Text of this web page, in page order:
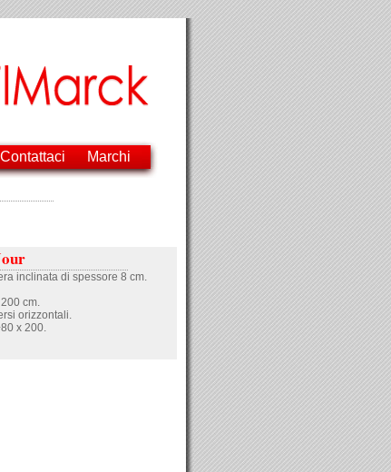
Contattaci Marchi
inclinata di spessore 8 cm.
cm.
orizzontali.
x 200.